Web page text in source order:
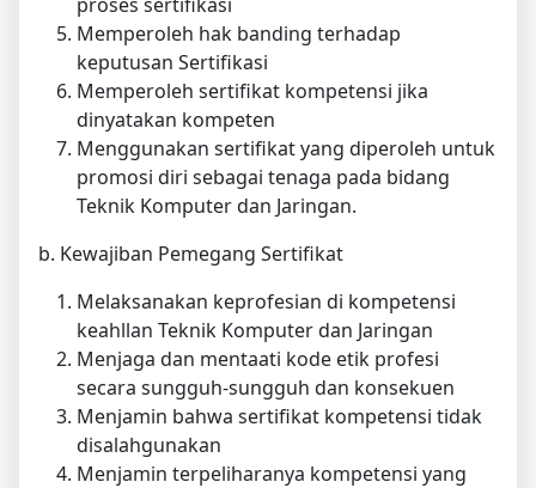
Memperoleh hak banding terhadap
keputusan Sertifikasi
Memperoleh sertifikat kompetensi jika
dinyatakan kompeten
Menggunakan sertifikat yang diperoleh untuk
promosi diri sebagai tenaga pada bidang
Teknik Komputer dan Jaringan.
b. Kewajiban Pemegang Sertifikat
Melaksanakan keprofesian di kompetensi
keahllan Teknik Komputer dan Jaringan
Menjaga dan mentaati kode etik profesi
secara sungguh-sungguh dan konsekuen
Menjamin bahwa sertifikat kompetensi tidak
disalahgunakan
Menjamin terpeliharanya kompetensi yang